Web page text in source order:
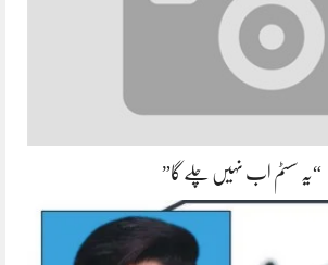
“یہ سسٹم اب نہیں چلے گا”